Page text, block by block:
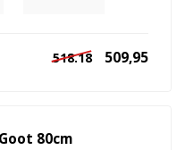
518.18 509,95
80cm